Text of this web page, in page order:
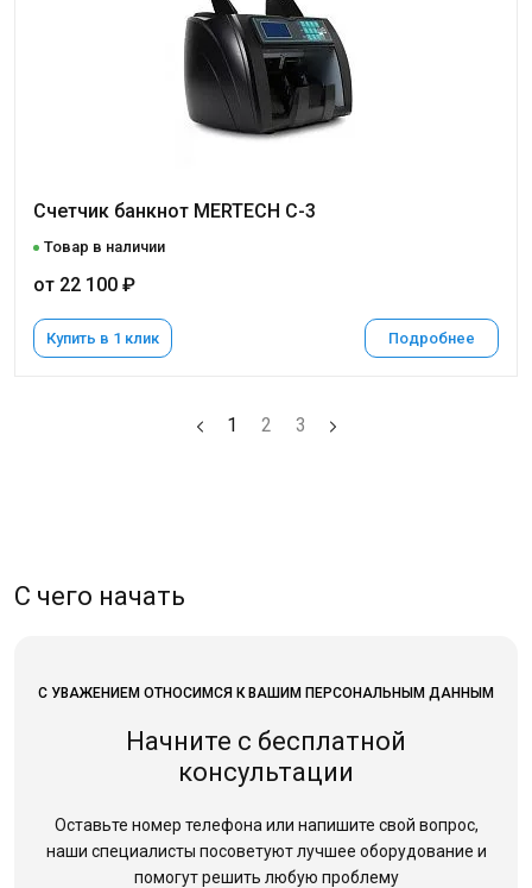
Счетчик банкнот MERTECH C-3
Товар в наличии
от 22 100 ₽
Купить в 1 клик Подробнее
1 2 3
С чего начать
С УВАЖЕНИЕМ ОТНОСИМСЯ К ВАШИМ ПЕРСОНАЛЬНЫМ ДАННЫМ
Начните с бесплатной
консультации
Оставьте номер телефона или напишите свой вопрос,
наши специалисты посоветуют лучшее оборудование и
помогут решить любую проблему